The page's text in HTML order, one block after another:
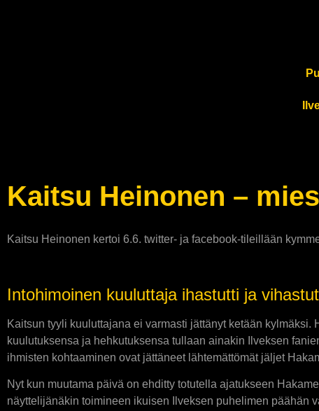
Kaitsu Heinonen –
Kaitsu Heinonen kertoi 6.6. twitter- ja facebook-tileillään
Intohimoinen kuuluttaja ihastutti ja
Kaitsun tyyli kuuluttajana ei varmasti jättänyt ketään
kuulutuksensa ja hehkutuksensa tullaan ainakin Ilveksen
ihmisten kohtaaminen ovat jättäneet lähtemättömät jäljet
Nyt kun muutama päivä on ehditty totutella ajatukseen
näyttelijänäkin toimineen ikuisen Ilveksen puhelimen päähän